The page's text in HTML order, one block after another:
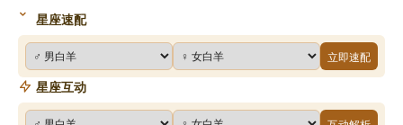
星座速配
立即速配
星座互动